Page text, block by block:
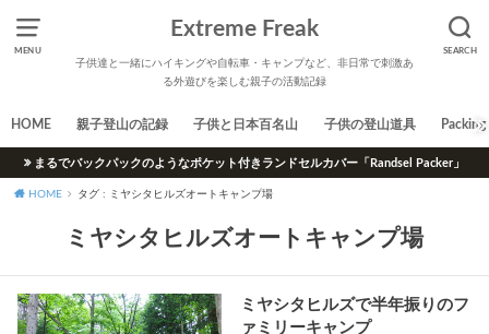
MENU SEARCH
Extreme Freak
子供達と一緒にハイキングや自転車・キャンプなど、非日常で刺激あ
る外遊びを楽しむ親子の活動記録
HOME 親子登山の記録 子供と日本百名山 子供の登山道具 Packing
まるでバックパックのようなポケット付きランドセルカバー「Randsel Packer」
HOME タグ : ミヤシタヒルズオートキャンプ場
ミヤシタヒルズオートキャンプ場
ミヤシタヒルズで半年振りのフ
ァミリーキャンプ